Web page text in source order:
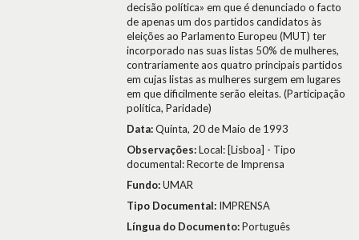
decisão política» em que é denunciado o facto
de apenas um dos partidos candidatos às
eleições ao Parlamento Europeu (MUT) ter
incorporado nas suas listas 50% de mulheres,
contrariamente aos quatro principais partidos
em cujas listas as mulheres surgem em lugares
em que dificilmente serão eleitas. (Participação
política, Paridade)
Data:Quinta, 20 de Maio de 1993
Observações:Local: [Lisboa] - Tipo
documental: Recorte de Imprensa
Fundo:UMAR
Tipo Documental: IMPRENSA
Língua do Documento:Português